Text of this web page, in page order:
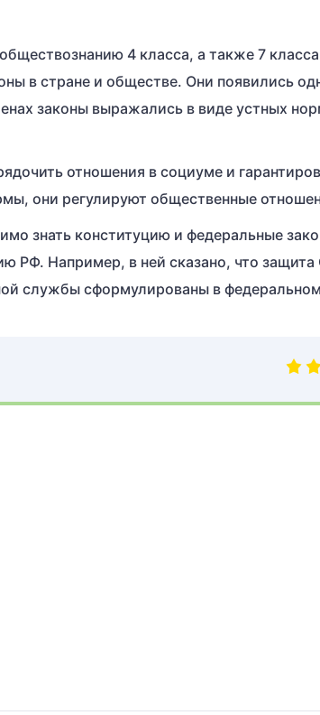
4 класса, а также 7
в стране и обществе. Они появились
законы выражались в виде устных
отношения в социуме и
они регулируют общественные
знать конституцию и федеральные
РФ. Например, в ней сказано, что защита
службы сформулированы в